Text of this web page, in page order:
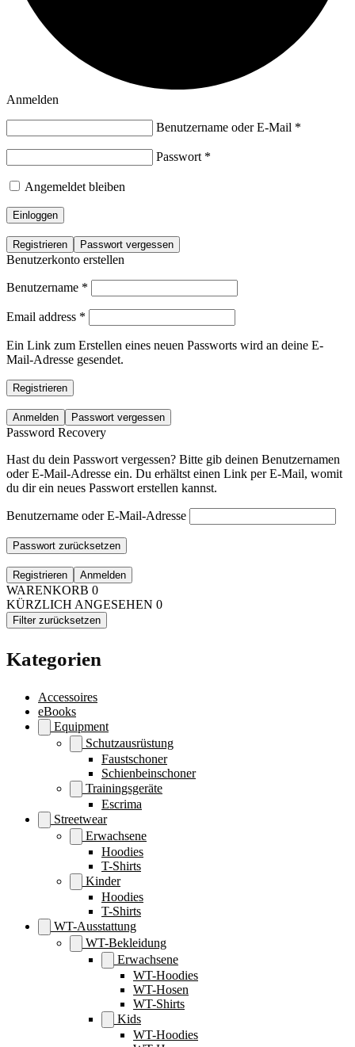
Anmelden
Benutzername oder E-Mail *
Passwort *
Angemeldet bleiben
Einloggen
Registrieren Passwort vergessen
Benutzerkonto erstellen
Benutzername *
Email address *
Ein Link zum Erstellen eines neuen Passworts wird an deine E-
Mail-Adresse gesendet.
Registrieren
Anmelden Passwort vergessen
Password Recovery
Hast du dein Passwort vergessen? Bitte gib deinen Benutzernamen
oder E-Mail-Adresse ein. Du erhältst einen Link per E-Mail, womit
du dir ein neues Passwort erstellen kannst.
Benutzername oder E-Mail-Adresse
Passwort zurücksetzen
Registrieren Anmelden
WARENKORB 0
KÜRZLICH ANGESEHEN 0
Filter zurücksetzen
Kategorien
Accessoires
eBooks
Equipment
Schutzausrüstung
Faustschoner
Schienbeinschoner
Trainingsgeräte
Escrima
Streetwear
Erwachsene
Hoodies
T-Shirts
Kinder
Hoodies
T-Shirts
WT-Ausstattung
WT-Bekleidung
Erwachsene
WT-Hoodies
WT-Hosen
WT-Shirts
Kids
WT-Hoodies